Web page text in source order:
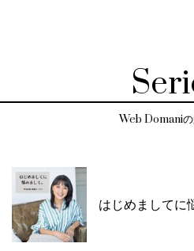
Web Domani
はじめましてに